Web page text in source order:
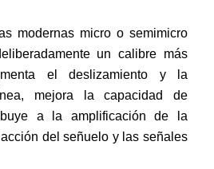
modernas micro o semimicro
un calibre más
el deslizamiento y la
mejora la capacidad de
a la amplificación de la
del señuelo y las señales